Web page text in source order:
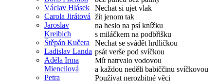
Václav Hlásek
Carola Jirátová
Jaroslav
Kreibich
Štěpán Kučera
Ladislav Landa
Adéla Irma
Miencilová
Petra
Nechat si ujet vlak
žít jenom tak
na heslo na psí knížku
s miláčkem na podbřišku
Nechat se svádět hrdličkou
psát verše pod svíčkou
Mít natrvalo vodovou
a každou neděli babiččinu svíčkovou
Používat nerozbitné věci